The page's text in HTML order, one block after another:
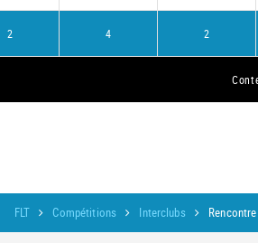
2 4 2
FLT Compétitions Interclubs Rencontre